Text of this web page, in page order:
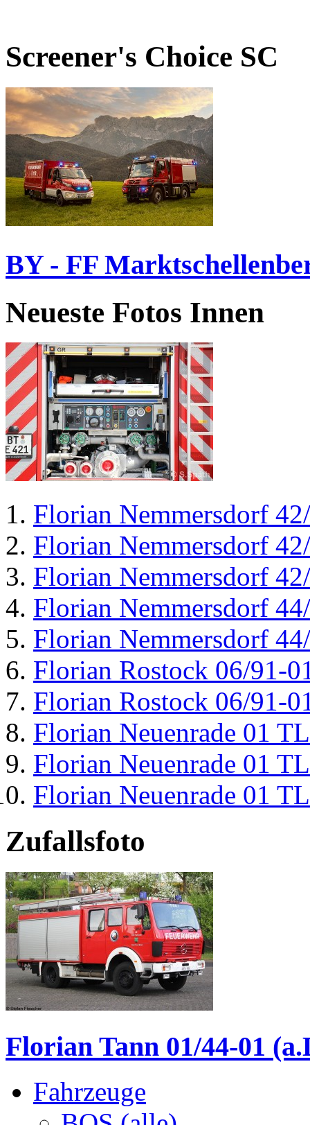
Screener's Choice SC
BY - FF
Neueste Fotos Innen
Florian Nemmersdorf
Florian Nemmersdorf
Florian Nemmersdorf
Florian Nemmersdorf
Florian Nemmersdorf
Florian Rostock 06/91-
Florian Rostock 06/91-
Florian Neuenrade 01
Florian Neuenrade 01
Florian Neuenrade 01
Zufallsfoto
Florian Tann 01/44-01
Fahrzeuge